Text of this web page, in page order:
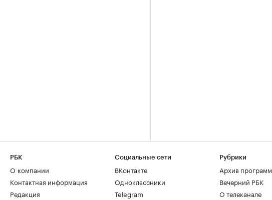
РБК
О компании
Контактная информация
Редакция
Социальные сети
ВКонтакте
Одноклассники
Telegram
Рубрики
Архив программ
Вечерний РБК
О телеканале